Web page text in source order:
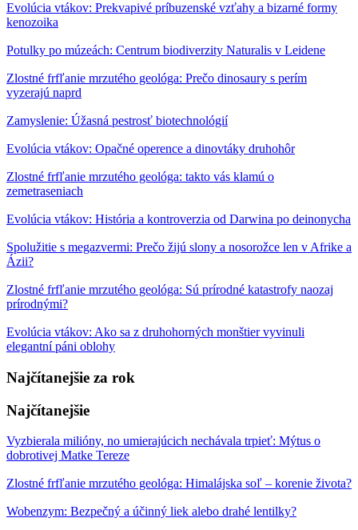
Evolúcia vtákov: Prekvapivé príbuzenské vzťahy a bizarné formy
kenozoika
Potulky po múzeách: Centrum biodiverzity Naturalis v Leidene
Zlostné frfľanie mrzutého geológa: Prečo dinosaury s perím
vyzerajú naprd
Zamyslenie: Úžasná pestrosť biotechnológií
Evolúcia vtákov: Opačné operence a dinovtáky druhohôr
Zlostné frfľanie mrzutého geológa: takto vás klamú o
zemetraseniach
Evolúcia vtákov: História a kontroverzia od Darwina po deinonycha
Spolužitie s megazvermi: Prečo žijú slony a nosorožce len v Afrike a
Ázii?
Zlostné frfľanie mrzutého geológa: Sú prírodné katastrofy naozaj
prírodnými?
Evolúcia vtákov: Ako sa z druhohorných monštier vyvinuli
elegantní páni oblohy
Najčítanejšie za rok
Najčítanejšie
Vyzbierala milióny, no umierajúcich nechávala trpieť: Mýtus o
dobrotivej Matke Tereze
Zlostné frfľanie mrzutého geológa: Himalájska soľ – korenie života?
Wobenzym: Bezpečný a účinný liek alebo drahé lentilky?